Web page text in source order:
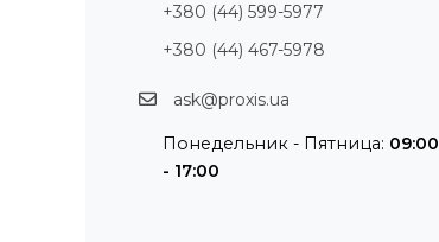
+380 (44) 599-5977
+380 (44) 467-5978
ask@proxis.ua
Понедельник - Пятница: 09:00
- 17:00